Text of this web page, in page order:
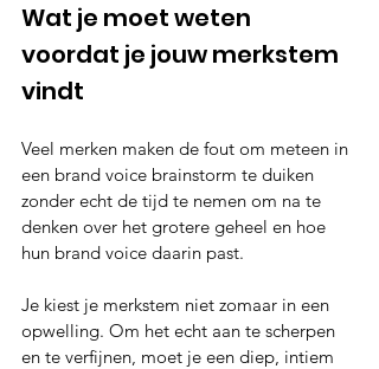
Wat je moet weten
voordat je jouw merkstem
vindt
Veel merken maken de fout om meteen in
een brand voice brainstorm te duiken
zonder echt de tijd te nemen om na te
denken over het grotere geheel en hoe
hun brand voice daarin past.
Je kiest je merkstem niet zomaar in een
opwelling. Om het echt aan te scherpen
en te verfijnen, moet je een diep, intiem